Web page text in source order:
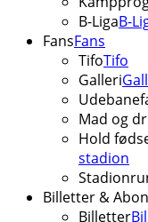
B-LigaB-
FansFans
TifoTifo
Galleri
Mad og
Hold
stadion
Billetter &
Billetter